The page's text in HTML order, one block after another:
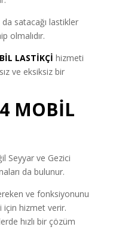
da satacağı lastikler
olmalıdır.
LASTİKÇİ hizmeti
ve eksiksiz bir
MOBİL
Seyyar ve Gezici
da bulunur.
ve fonksiyonunu
hizmet verir.
hızlı bir çözüm